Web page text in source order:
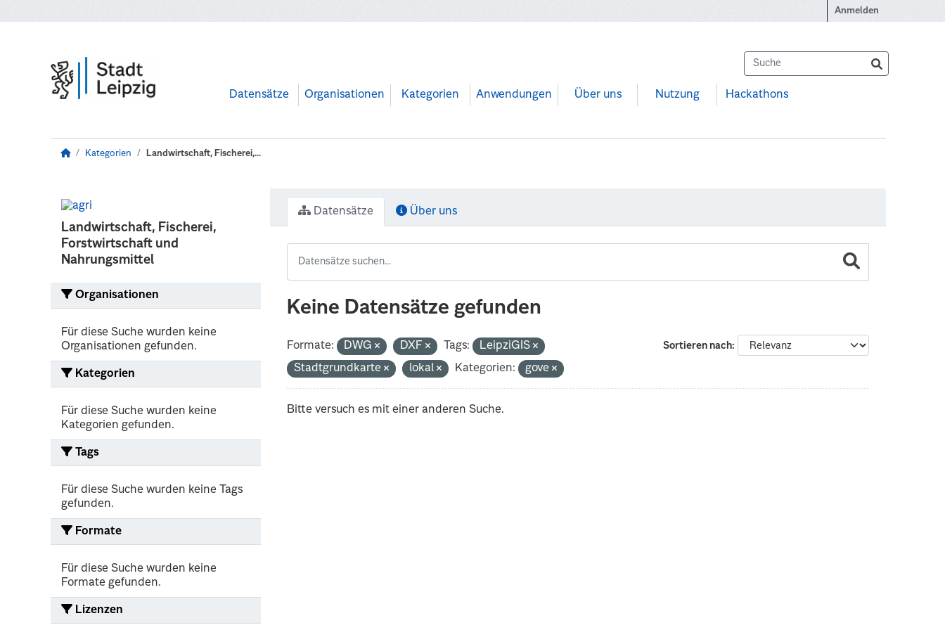
Anmelden
Datensätze Organisationen Kategorien Anwendungen Über uns Nutzung Hackathons
Kategorien Landwirtschaft, Fischerei,...
Landwirtschaft, Fischerei,
Forstwirtschaft und
Nahrungsmittel
Organisationen
Für diese Suche wurden keine
Organisationen gefunden.
Kategorien
Für diese Suche wurden keine
Kategorien gefunden.
Tags
Für diese Suche wurden keine Tags
gefunden.
Formate
Für diese Suche wurden keine
Formate gefunden.
Lizenzen
Datensätze Über uns
Keine Datensätze gefunden
Sortieren nach
Formate: DWG DXF Tags:
LeipziGIS
Stadtgrundkarte
lokal Kategorien: gove
Bitte versuch es mit einer anderen Suche.